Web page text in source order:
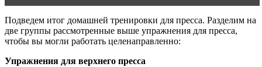
Подведем итог домашней тренировки для пресса. Разделим на
две группы рассмотренные выше упражнения для пресса,
чтобы вы могли работать целенаправленно:
Упражнения для верхнего пресса